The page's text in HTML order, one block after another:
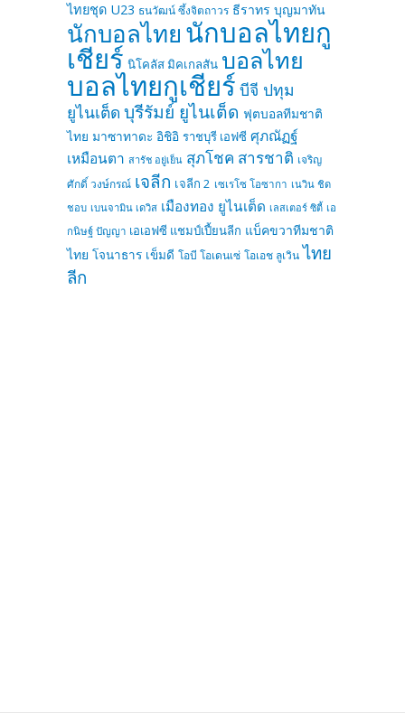
ไทยชุด U23 ธนวัฒน์ ซึ้งจิตถาวร ธีราทร บุญมาทัน
นักบอลไทยนักบอลไทยกู
เชียร์ นิโคลัส มิคเกลสัน บอลไทย
บอลไทยกูเชียร์ บีจี ปทุม
ยูไนเต็ด บุรีรัมย์ ยูไนเต็ด ฟุตบอลทีมชาติ
ไทย มาซาทาดะ อิชิอิ ราชบุรี เอฟซี ศุภณัฏฐ์
เหมือนตา สารัช อยู่เย็น สุภโชค สารชาติ เจริญ
ศักดิ์ วงษ์กรณ์ เจลีก เจลีก 2 เซเรโซ โอซากา เนวิน ชิด
ชอบ เบนจามิน เดวิส เมืองทอง ยูไนเต็ด เลสเตอร์ ซิตี้ เอ
กนิษฐ์ ปัญญา เอเอฟซี แชมป์เปี้ยนลีก แบ็คขวาทีมชาติ
ไทย โจนาธาร เข็มดี โอบี โอเดนเซ่ โอเอช ลูเวิน ไทย
ลีก